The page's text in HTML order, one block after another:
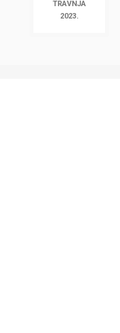
TRAVNJA
2023.